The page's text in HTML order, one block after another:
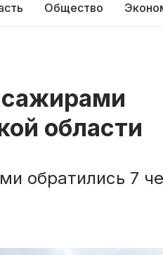
Общество
области
обратились 7